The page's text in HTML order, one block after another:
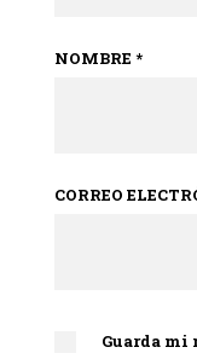
NOMBRE *
CORREO
Guarda mi